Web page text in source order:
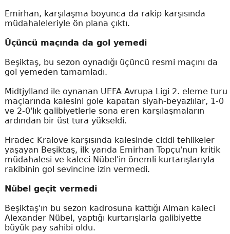
Emirhan, karşılaşma boyunca da rakip karşısında
müdahaleleriyle ön plana çıktı.
Üçüncü maçında da gol yemedi
Beşiktaş, bu sezon oynadığı üçüncü resmi maçını da
gol yemeden tamamladı.
Midtjylland ile oynanan UEFA Avrupa Ligi 2. eleme turu
maçlarında kalesini gole kapatan siyah-beyazlılar, 1-0
ve 2-0'lık galibiyetlerle sona eren karşılaşmaların
ardından bir üst tura yükseldi.
Hradec Kralove karşısında kalesinde ciddi tehlikeler
yaşayan Beşiktaş, ilk yarıda Emirhan Topçu'nun kritik
müdahalesi ve kaleci Nübel'in önemli kurtarışlarıyla
rakibinin gol sevincine izin vermedi.
Nübel geçit vermedi
Beşiktaş'ın bu sezon kadrosuna kattığı Alman kaleci
Alexander Nübel, yaptığı kurtarışlarla galibiyette
büyük pay sahibi oldu.